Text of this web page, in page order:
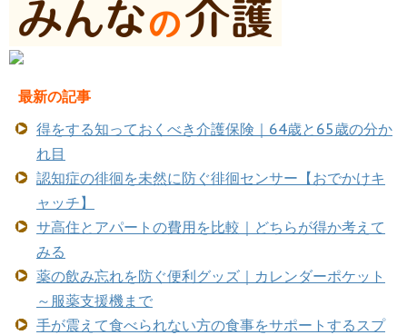
最新の記事
得をする知っておくべき介護保険｜64歳と65歳の分か
れ目
認知症の徘徊を未然に防ぐ徘徊センサー【おでかけキ
ャッチ】
サ高住とアパートの費用を比較｜どちらが得か考えて
みる
薬の飲み忘れを防ぐ便利グッズ｜カレンダーポケット
～服薬支援機まで
手が震えて食べられない方の食事をサポートするスプ